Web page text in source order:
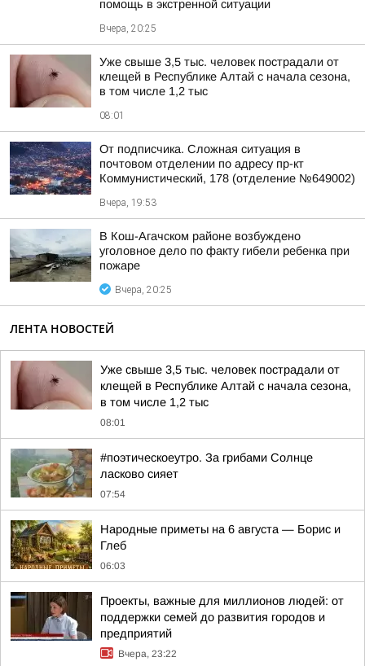
помощь в экстренной ситуации
Вчера, 20:25
Уже свыше 3,5 тыс. человек пострадали от
клещей в Республике Алтай с начала сезона,
в том числе 1,2 тыс
08:01
От подписчика. Сложная ситуация в
почтовом отделении по адресу пр-кт
Коммунистический, 178 (отделение №649002)
Вчера, 19:53
В Кош-Агачском районе возбуждено
уголовное дело по факту гибели ребенка при
пожаре
Вчера, 20:25
ЛЕНТА НОВОСТЕЙ
Уже свыше 3,5 тыс. человек пострадали от
клещей в Республике Алтай с начала сезона,
в том числе 1,2 тыс
08:01
#поэтическоеутро. За грибами Солнце
ласково сияет
07:54
Hapoдныe пpимeты нa 6 aвгуcтa — Бopиc и
Глeб
06:03
Проекты, важные для миллионов людей: от
поддержки семей до развития городов и
предприятий
Вчера, 23:22